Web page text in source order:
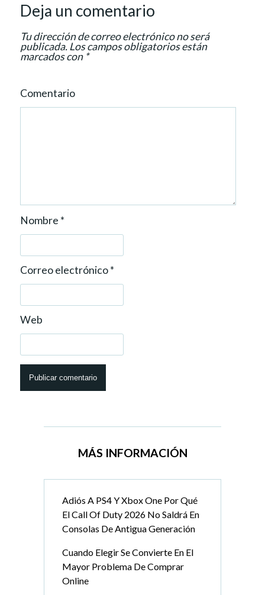
o
n
Deja un comentario
Tu dirección de correo electrónico no será
publicada. Los campos obligatorios están
marcados con *
Comentario
Nombre *
Correo electrónico*
Web
MÁS INFORMACIÓN
Adiós A PS4 Y Xbox One Por Qué
El Call Of Duty 2026 No Saldrá En
Consolas De Antigua Generación
Cuando Elegir Se Convierte En El
Mayor Problema De Comprar
Online